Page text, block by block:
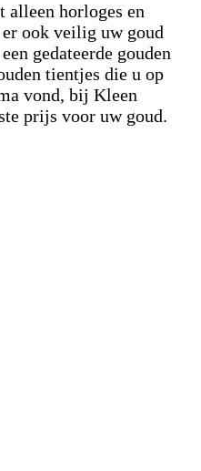
horloges en
ook veilig uw goud
gedateerde gouden
tientjes die u op
vond, bij Kleen
prijs voor uw goud.